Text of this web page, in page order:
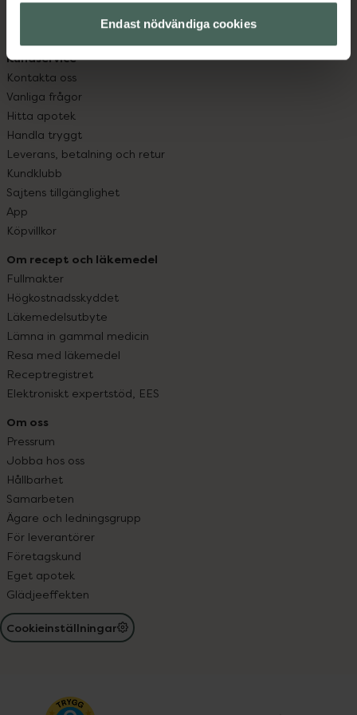
Endast nödvändiga cookies
Kundservice
Kontakta oss
Vanliga frågor
Hitta apotek
Handla tryggt
Leverans, betalning och retur
Kundklubb
Sajtens tillgänglighet
App
Köpvillkor
Om recept och läkemedel
Fullmakter
Högkostnadsskyddet
Läkemedelsutbyte
Lämna in gammal medicin
Resa med läkemedel
Receptregistret
Elektroniskt expertstöd, EES
Om oss
Pressrum
Jobba hos oss
Hållbarhet
Samarbeten
Ägare och ledningsgrupp
För leverantörer
Företagskund
Eget apotek
Glädjeeffekten
Cookieinställningar